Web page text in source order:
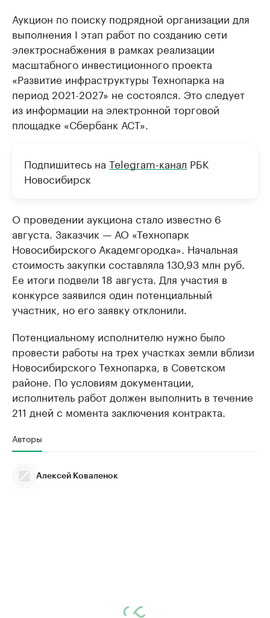
Аукцион по поиску подрядной организации для
выполнения I этап работ по созданию сети
электроснабжения в рамках реализации
масштабного инвестиционного проекта
«Развитие инфраструктуры Технопарка на
период 2021-2027» не состоялся. Это следует
из информации на электронной торговой
площадке «Сбербанк АСТ».
Подпишитесь на Telegram-канал РБК
Новосибирск
О проведении аукциона стало известно 6
августа. Заказчик — АО «Технопарк
Новосибирского Академгородка». Начальная
стоимость закупки составляла 130,93 млн руб.
Ее итоги подвели 18 августа. Для участия в
конкурсе заявился один потенциальный
участник, но его заявку отклонили.
Потенциальному исполнителю нужно было
провести работы на трех участках земли вблизи
Новосибирского Технопарка, в Советском
районе. По условиям документации,
исполнитель работ должен выполнить в течение
211 дней с момента заключения контракта.
Авторы
Алексей Коваленок